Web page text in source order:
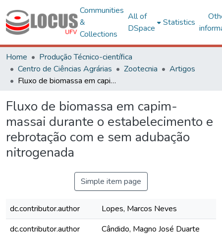
Communities
&
Collections
All of
DSpace
Statistics
Home
Produção Técnico-científica
Centro de Ciências Agrárias
Zootecnia
Artigos
Fluxo de biomassa em capim- massai durante o estabelecimento e rebrotação com e sem adubação nitrogenada
Fluxo de biomassa em capim-
massai durante o estabelecimento e
rebrotação com e sem adubação
nitrogenada
Simple item page
dc.contributor.author
Lopes, Marcos Neves
dc.contributor.author
Cândido, Magno José Duarte